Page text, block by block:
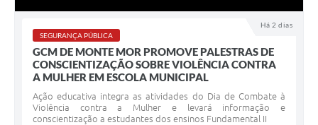
Há 2 dias
SEGURANÇA PÚBLICA
GCM DE MONTE MOR PROMOVE PALESTRAS DE
CONSCIENTIZAÇÃO SOBRE VIOLÊNCIA CONTRA
A MULHER EM ESCOLA MUNICIPAL
Ação educativa integra as atividades do Dia de Combate à
Violência contra a Mulher e levará informação e
conscientização a estudantes dos ensinos Fundamental II